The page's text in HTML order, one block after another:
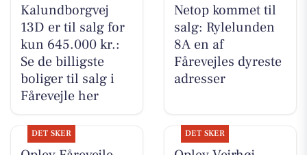
Kalundborgvej
13D er til salg for
kun 645.000 kr.:
Se de billigste
boliger til salg i
Fårevejle her
Netop kommet til
salg: Rylelunden
8A en af
Fårevejles dyreste
adresser
DET SKER DET SKER